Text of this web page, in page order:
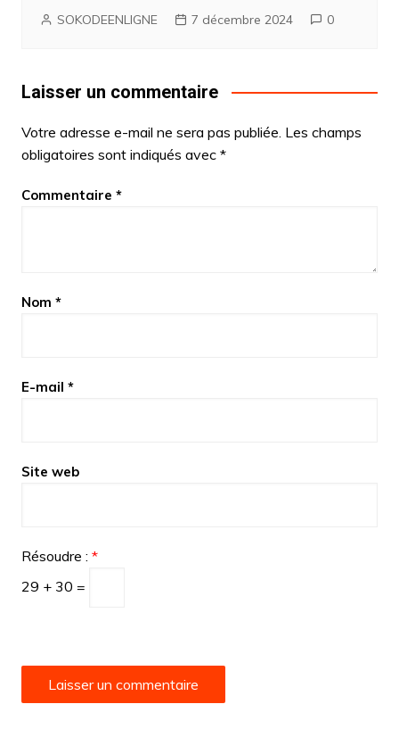
SOKODEENLIGNE 7 décembre 2024 0
Laisser un commentaire
Votre adresse e-mail ne sera pas publiée. Les champs
obligatoires sont indiqués avec *
Commentaire *
Nom *
E-mail *
Site web
Résoudre : *
29 + 30 =